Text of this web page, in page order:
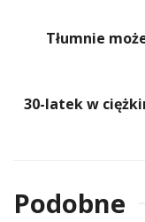
Tłumnie
30-latek w
Podobne